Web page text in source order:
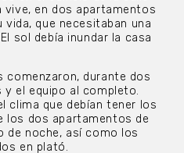
vive, en dos apartamentos
que necesitaban una
El sol debía inundar la casa
comenzaron, durante dos
el equipo al completo.
clima que debían tener los
los dos apartamentos de
de noche, así como los
en plató.